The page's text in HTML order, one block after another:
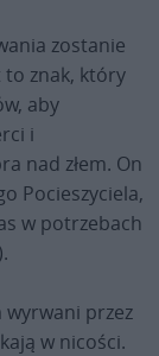
zostanie
to znak, który
aby
i
nad złem. On
Pocieszyciela,
w potrzebach
wyrwani przez
w nicości.